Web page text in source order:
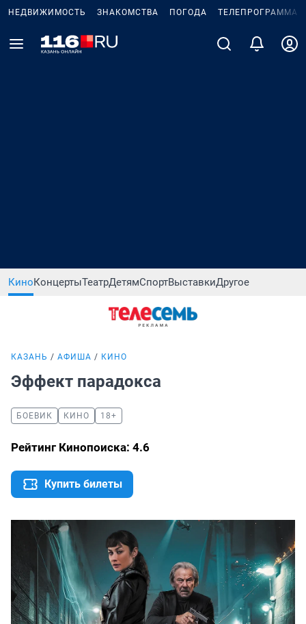
НЕДВИЖИМОСТЬ ЗНАКОМСТВА ПОГОДА ТЕЛЕПРОГРАММА
КиноКонцертыТеатрДетямСпортВыставкиДругое
КАЗАНЬ АФИША КИНО
Эффект парадокса
БОЕВИК КИНО 18+
Рейтинг Кинопоиска: 4.6
Купить билеты